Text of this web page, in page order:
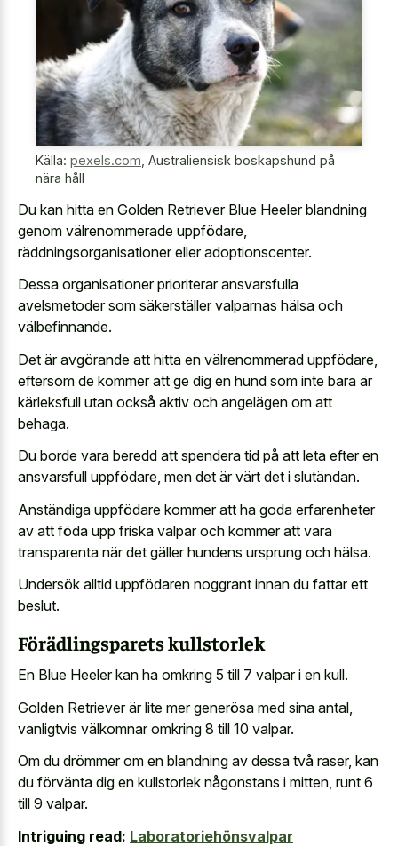
Källa: pexels.com Australiensisk boskapshund på
nära håll
Du kan hitta en Golden Retriever Blue Heeler blandning
genom välrenommerade uppfödare,
räddningsorganisationer eller adoptionscenter.
Dessa organisationer prioriterar ansvarsfulla
avelsmetoder som säkerställer valparnas hälsa och
välbefinnande.
Det är avgörande att hitta en välrenommerad uppfödare,
eftersom de kommer att ge dig en hund som inte bara är
kärleksfull utan också aktiv och angelägen om att
behaga.
Du borde vara beredd att spendera tid på att leta efter en
ansvarsfull uppfödare, men det är värt det i slutändan.
Anständiga uppfödare kommer att ha goda erfarenheter
av att föda upp friska valpar och kommer att vara
transparenta när det gäller hundens ursprung och hälsa.
Undersök alltid uppfödaren noggrant innan du fattar ett
beslut.
Förädlingsparets kullstorlek
En Blue Heeler kan ha omkring 5 till 7 valpari en kull.
Golden Retriever är lite mer generösa med sina antal,
vanligtvis välkomnar omkring 8 till 10 valpar.
Om du drömmer om en blandning av dessa två raser, kan
du förvänta dig en kullstorlek någonstans i mitten, runt 6
till 9 valpar.
Intriguing read: Laboratoriehönsvalpar